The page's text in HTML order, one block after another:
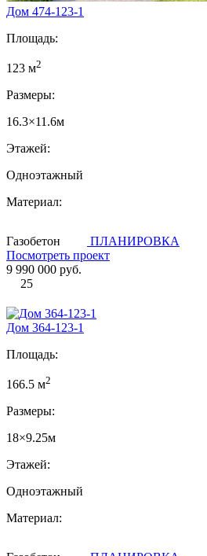
Дом 474-123-1
Площадь:
123 м2
Размеры:
16.3×11.6м
Этажей:
Одноэтажный
Материал:
Газобетон
ПЛАНИРОВКА
Посмотреть проект
9 990 000 руб.
25
Дом 364-123-1
Площадь:
166.5 м2
Размеры:
18×9.25м
Этажей:
Одноэтажный
Материал: